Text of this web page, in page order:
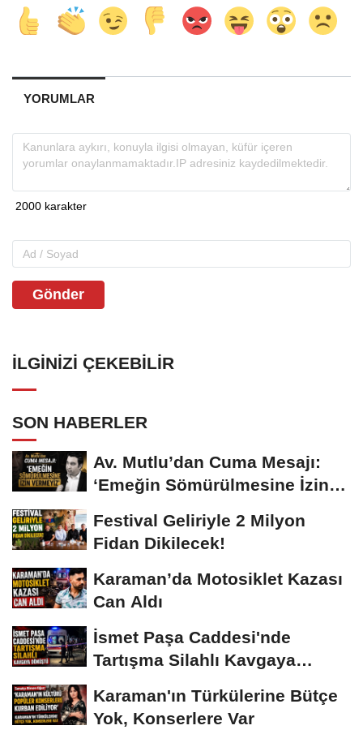
YORUMLAR
Gönder
İLGINIZI ÇEKEBILIR
SON HABERLER
Av. Mutlu’dan Cuma Mesajı:
‘Emeğin Sömürülmesine İzin
Festival Geliriyle 2 Milyon
Fidan Dikilecek!
Karaman’da Motosiklet Kazası
Can Aldı
İsmet Paşa Caddesi'nde
Tartışma Silahlı Kavgaya
Karaman'ın Türkülerine Bütçe
Yok, Konserlere Var